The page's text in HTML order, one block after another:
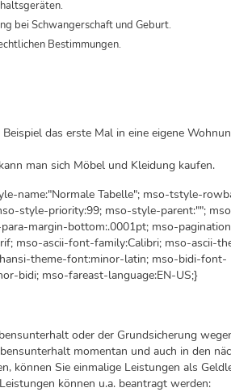
bei Schwangerschaft und Geburt.
Bestimmungen.
das erste Mal in eine eigene
man sich Möbel und Kleidung kaufen.
name:"Normale Tabelle"; mso-tstyle-
style-priority:99; mso-style-parent:"";
margin-bottom:.0001pt; mso-
mso-ascii-font-family:Calibri; mso-ascii-
theme-font:minor-latin; mso-bidi-font-
bidi; mso-fareast-language:EN-US;}
oder der Grundsicherung
momentan und auch in den
können Sie einmalige Leistungen als
können u.a. beantragt werden: